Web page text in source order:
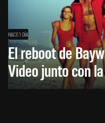
HACE 1 DÍA
El reboot de
Video junto con